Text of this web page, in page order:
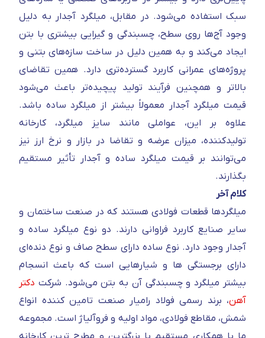
سبک استفاده می‌شود. در مقابل، میلگرد آجدار به دلیل
وجود آج‌ها روی سطح، چسبندگی و گیرایی بیشتری با بتن
ایجاد می‌کند و به همین دلیل در ساخت سازه‌های بتنی و
پروژه‌های عمرانی کاربرد گسترده‌تری دارد. همین تقاضای
بالاتر و همچنین فرآیند تولید پیچیده‌تر باعث می‌شود
قیمت میلگرد آجدار معمولاً بیشتر از میلگرد ساده باشد.
علاوه بر این، عواملی مانند سایز میلگرد، کارخانه
تولیدکننده، میزان عرضه و تقاضا در بازار و نرخ ارز نیز
می‌توانند بر قیمت میلگرد ساده و آجدار تأثیر مستقیم
بگذارند.
کلام آخر
میلگردها قطعات فولادی هستند که در صنعت ساختمان و
سایر صنایع کاربرد فراوانی دارند. دو نوع میلگرد ساده و
آجدار وجود دارد. نوع ساده دارای سطح صاف و نوع دنده‌ای
دارای برجستگی ها و شیارهایی است که باعث انسجام
بیشتر میلگرد و چسبندگی آن به بتن می‌شود. شرکت دکتر
آهن، برند رسمی فولاد رامیار صنعت تامین کننده انواع
شمش، مقاطع فولادی، مواد اولیه و فروآلیاژ است. مجموعه